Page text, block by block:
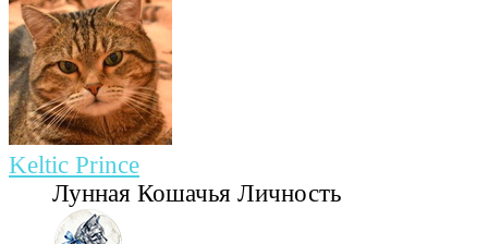
Keltic Prince
Лунная Кошачья Личность